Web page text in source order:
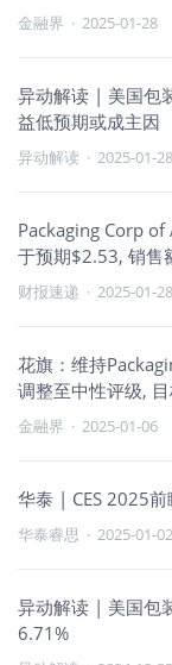
每股收益为2.47美
金融界 · 2025-01-28
异动解读 | 美国包
益低预期或成主因
异动解读 · 2025-01-28
Packaging Corp
于预期$2.53, 销
财报速递 · 2025-01-28
花旗：维持
调整至中性评级,
金融界 · 2025-01-06
华泰 | CES 2025
华泰睿思 · 2025-01-02
异动解读 | 美国包
6.71%